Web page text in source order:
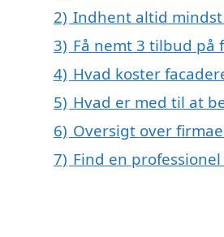
2) Indhent altid
3) Få nemt 3 tilbud på
4) Hvad koster
5) Hvad er med til at
6) Oversigt over
7) Find en